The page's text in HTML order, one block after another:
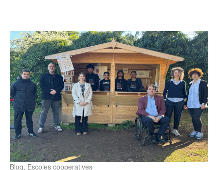
Blog, Escoles cooperatives